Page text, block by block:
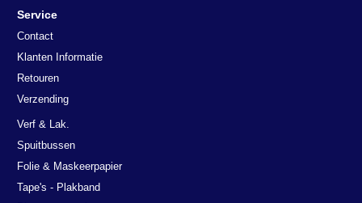
Service
Contact
Klanten Informatie
Retouren
Verzending
Verf & Lak.
Spuitbussen
Folie & Maskeerpapier
Tape's - Plakband